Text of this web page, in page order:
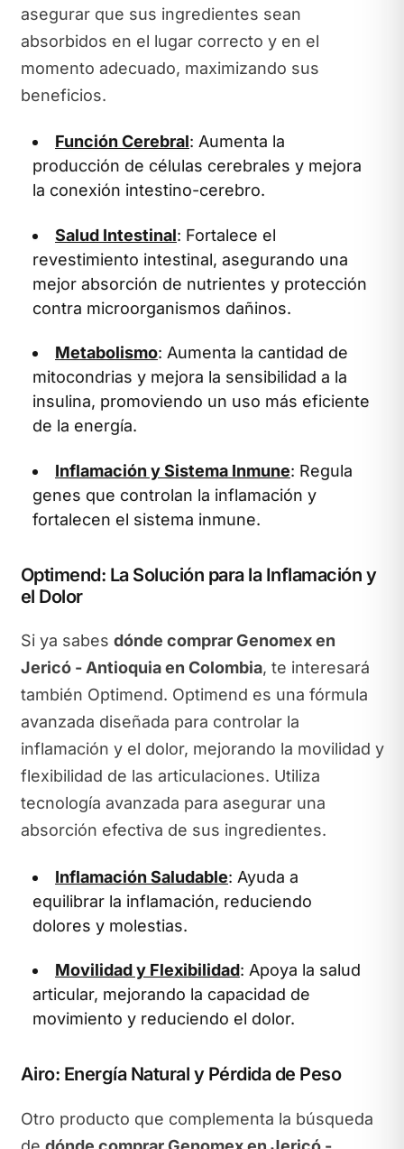
asegurar que sus ingredientes sean
absorbidos en el lugar correcto y en el
momento adecuado, maximizando sus
beneficios.
Función Cerebral: Aumenta la
producción de células cerebrales y mejora
la conexión intestino-cerebro.
Salud Intestinal: Fortalece el
revestimiento intestinal, asegurando una
mejor absorción de nutrientes y protección
contra microorganismos dañinos.
Metabolismo: Aumenta la cantidad de
mitocondrias y mejora la sensibilidad a la
insulina, promoviendo un uso más eficiente
de la energía.
Inflamación y Sistema Inmune: Regula
genes que controlan la inflamación y
fortalecen el sistema inmune.
Optimend: La Solución para la Inflamación y
el Dolor
Si ya sabes dónde comprar Genomex en
Jericó - Antioquia en Colombia, te interesará
también Optimend. Optimend es una fórmula
avanzada diseñada para controlar la
inflamación y el dolor, mejorando la movilidad y
flexibilidad de las articulaciones. Utiliza
tecnología avanzada para asegurar una
absorción efectiva de sus ingredientes.
Inflamación Saludable: Ayuda a
equilibrar la inflamación, reduciendo
dolores y molestias.
Movilidad y Flexibilidad: Apoya la salud
articular, mejorando la capacidad de
movimiento y reduciendo el dolor.
Airo: Energía Natural y Pérdida de Peso
Otro producto que complementa la búsqueda